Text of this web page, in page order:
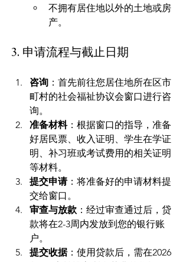
不拥有居住地以外的土地或房
产。
3. 申请流程与截止日期
咨询 ：首先前往您居住地所在区市
町村的社会福祉协议会窗口进行咨
询。
准备材料：根据窗口的指导，准备
好居民票、收入证明、学生在学证
明、补习班或考试费用的相关证明
等材料。
提交申请：将准备好的申请材料提
交给窗口。
审查与放款 ：经过审查通过后，贷
款将在2-3周内发放到您的银行账
户。
提交收据：使用贷款后，需在2026